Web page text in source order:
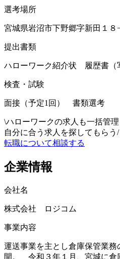
選考場所
宮城県岩沼市下野郷字新田１８
提出書類
ハローワーク紹介状 履歴書
検査・試験
面接（予定1回） 書類選考
\ハローワークの求人も一括管理
自分に合う求人を探してもらう /
転職について相談する
企業情報
会社名
株式会社 ロジコム
事業内容
運送事業を主とし倉庫保管業
開。 令和３年１月、宮城に倉